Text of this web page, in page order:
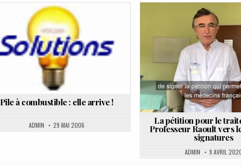
Posted
in
Pile à combustible : elle arrive !
ADMIN 29 MAI 2006
Posted
in
La pétition pour le
Professeur Raoult vers
signatures
ADMIN 9 AVRIL